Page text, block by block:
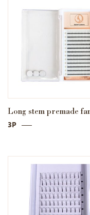
Long stem premade
3P